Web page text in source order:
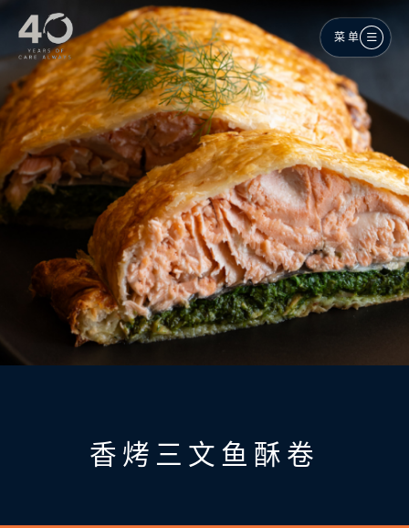
跳至主内容
菜单
香烤三文鱼酥卷